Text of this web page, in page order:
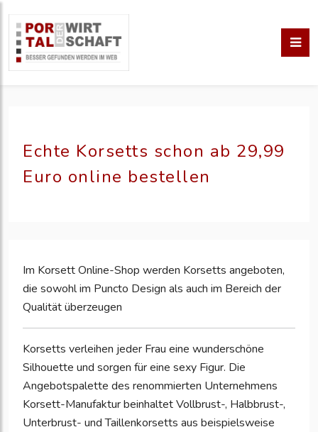
Echte Korsetts schon ab 29,99
Euro online bestellen
Im Korsett Online-Shop werden Korsetts angeboten,
die sowohl im Puncto Design als auch im Bereich der
Qualität überzeugen
Korsetts verleihen jeder Frau eine wunderschöne
Silhouette und sorgen für eine sexy Figur. Die
Angebotspalette des renommierten Unternehmens
Korsett-Manufaktur beinhaltet Vollbrust-, Halbbrust-,
Unterbrust- und Taillenkorsetts aus beispielsweise